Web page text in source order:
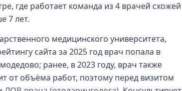
где работает команда из 4 врачей схожей
7 лет.
медицинского университета,
сайта за 2025 год врач попала в
ранее, в 2023 году, врач также
от объёма работ, поэтому перед визитом